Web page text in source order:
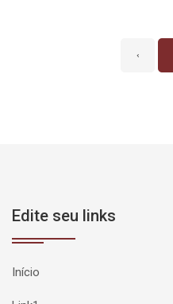
‹
Edite seu links
Início